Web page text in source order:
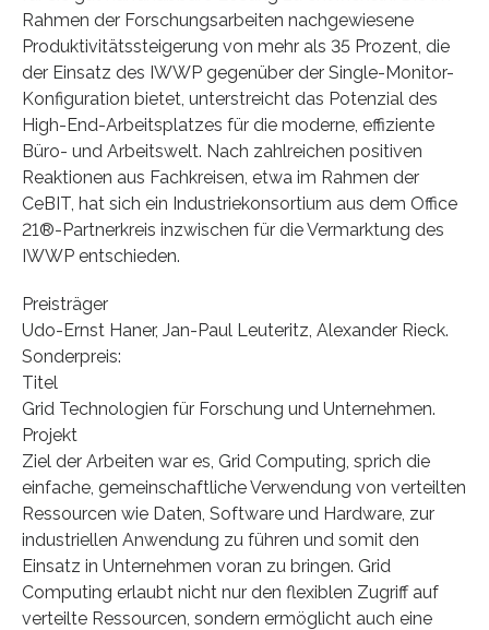
Rahmen der Forschungsarbeiten nachgewiesene
Produktivitätssteigerung von mehr als 35 Prozent, die
der Einsatz des IWWP gegenüber der Single-Monitor-
Konfiguration bietet, unterstreicht das Potenzial des
High-End-Arbeitsplatzes für die moderne, effiziente
Büro- und Arbeitswelt. Nach zahlreichen positiven
Reaktionen aus Fachkreisen, etwa im Rahmen der
CeBIT, hat sich ein Industriekonsortium aus dem Office
21®-Partnerkreis inzwischen für die Vermarktung des
IWWP entschieden.
Preisträger
Udo-Ernst Haner, Jan-Paul Leuteritz, Alexander Rieck.
Sonderpreis:
Titel
Grid Technologien für Forschung und Unternehmen.
Projekt
Ziel der Arbeiten war es, Grid Computing, sprich die
einfache, gemeinschaftliche Verwendung von verteilten
Ressourcen wie Daten, Software und Hardware, zur
industriellen Anwendung zu führen und somit den
Einsatz in Unternehmen voran zu bringen. Grid
Computing erlaubt nicht nur den flexiblen Zugriff auf
verteilte Ressourcen, sondern ermöglicht auch eine